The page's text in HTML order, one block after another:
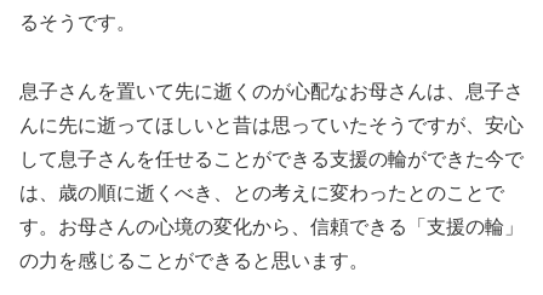
るそうです。
息子さんを置いて先に逝くのが心配なお母さんは、息子さ
んに先に逝ってほしいと昔は思っていたそうですが、安心
して息子さんを任せることができる支援の輪ができた今で
は、歳の順に逝くべき、との考えに変わったとのことで
す。お母さんの心境の変化から、信頼できる「支援の輪」
の力を感じることができると思います。